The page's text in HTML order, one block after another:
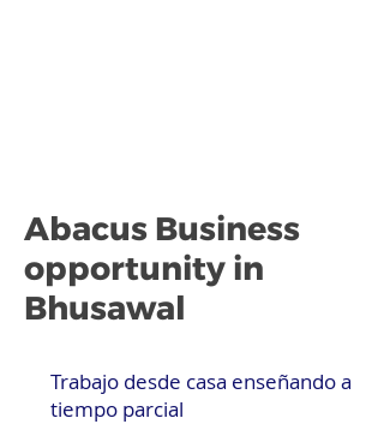
Abacus Business
opportunity in
Bhusawal
Trabajo desde casa enseñando a
tiempo parcial